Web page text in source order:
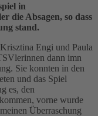
in
die Absagen, so dass
stand.
Engi und Paula
dann imn
Sie konnten in den
und das Spiel
es, den
vorne wurde
Überraschung